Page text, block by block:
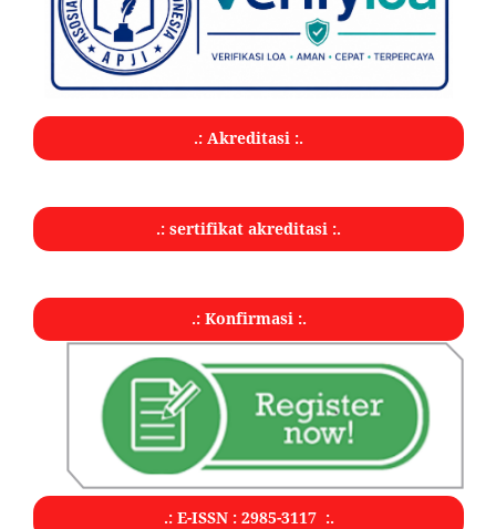
.: Akreditasi :.
.: sertifikat akreditasi :.
.: Konfirmasi :.
.: E-ISSN : 2985-3117 :.